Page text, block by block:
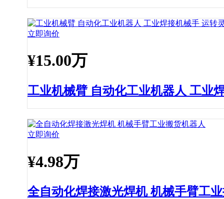
立即询价
¥15.00万
工业机械臂 自动化工业机器人 工业
立即询价
¥4.98万
全自动化焊接激光焊机 机械手臂工